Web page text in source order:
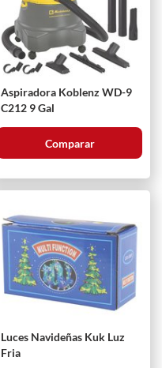
Aspiradora Koblenz WD-9
C212 9 Gal
Comparar
Luces Navideñas Kuk Luz
Fria